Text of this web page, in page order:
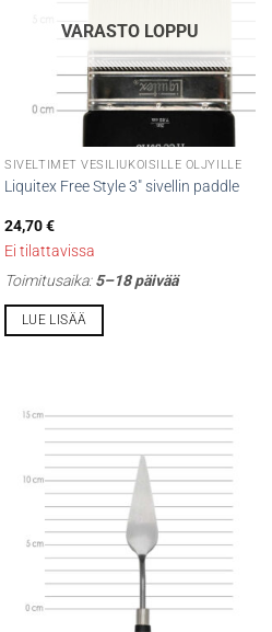
VARASTO LOPPU
SIVELTIMET VESILIUKOISILLE ÖLJYILLE
Liquitex Free Style 3″ sivellin paddle
24,70€
Ei tilattavissa
Toimitusaika:5–18 päivää
LUE LISÄÄ